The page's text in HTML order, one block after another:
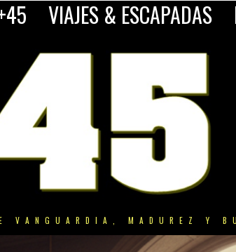
VIAJES & ESCAPADAS
VANGUARDIA, MADUREZ Y